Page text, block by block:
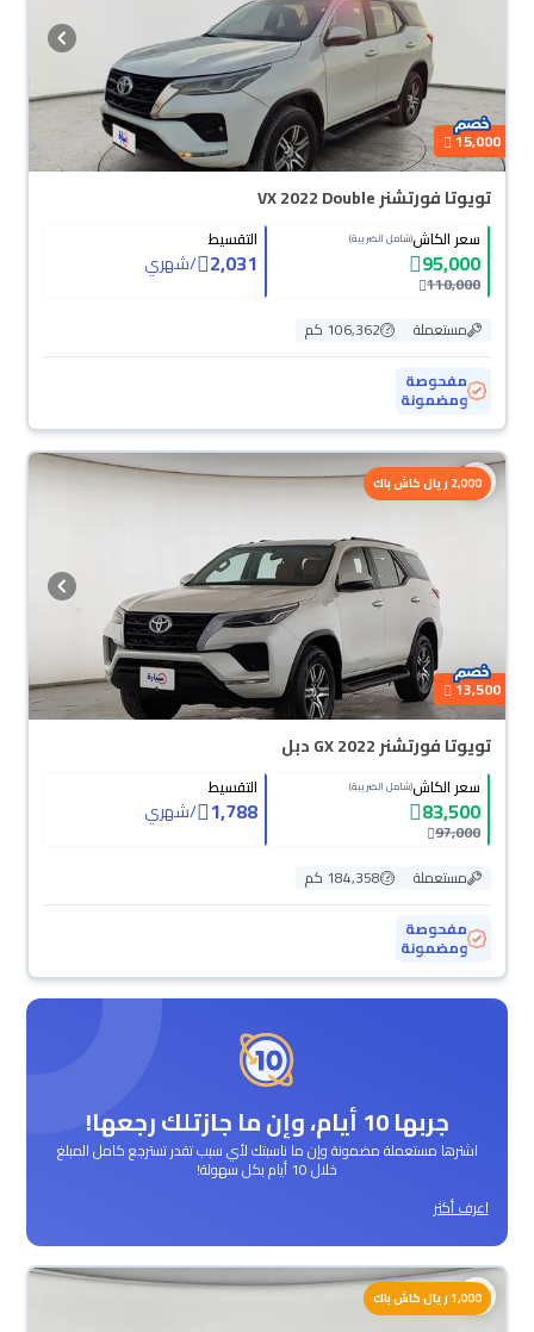
15,000
تويوتا فورتشنر VX 2022 Double
سعر الكاش(شامل الضريبة)
95,000
110,000
التقسيط
2,031
/شهري
مستعملة
106,362 كم
مفحوصة
ومضمونة
2,000 ريال كاش باك
13,500
تويوتا فورتشنر GX 2022 دبل
سعر الكاش(شامل الضريبة)
83,500
97,000
التقسيط
1,788
/شهري
مستعملة
184,358 كم
مفحوصة
ومضمونة
جربها 10 أيام، وإن ما جازتلك رجعها!
اشترها مستعملة مضمونة وإن ما ناسبتك لأي سبب تقدر تسترجع كامل المبلغ
خلال 10 أيام بكل سهولة!
اعرف أكثر
1,000 ريال كاش باك